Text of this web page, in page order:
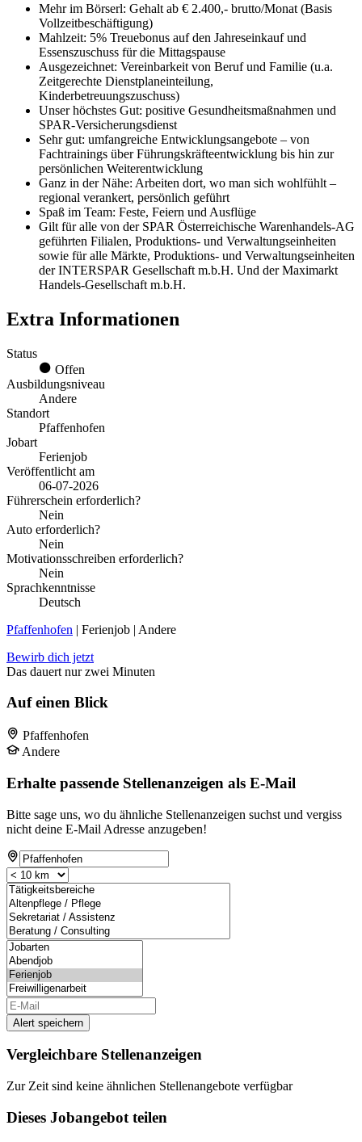
Mehr im Börserl: Gehalt ab € 2.400,- brutto/Monat (Basis
Vollzeitbeschäftigung)
Mahlzeit: 5% Treuebonus auf den Jahreseinkauf und
Essenszuschuss für die Mittagspause
Ausgezeichnet: Vereinbarkeit von Beruf und Familie (u.a.
Zeitgerechte Dienstplaneinteilung,
Kinderbetreuungszuschuss)
Unser höchstes Gut: positive Gesundheitsmaßnahmen und
SPAR-Versicherungsdienst
Sehr gut: umfangreiche Entwicklungsangebote – von
Fachtrainings über Führungskräfteentwicklung bis hin zur
persönlichen Weiterentwicklung
Ganz in der Nähe: Arbeiten dort, wo man sich wohlfühlt –
regional verankert, persönlich geführt
Spaß im Team: Feste, Feiern und Ausflüge
Gilt für alle von der SPAR Österreichische Warenhandels-AG
geführten Filialen, Produktions- und Verwaltungseinheiten
sowie für alle Märkte, Produktions- und Verwaltungseinheiten
der INTERSPAR Gesellschaft m.b.H. Und der Maximarkt
Handels-Gesellschaft m.b.H.
Extra Informationen
Status
Offen
Ausbildungsniveau
Andere
Standort
Pfaffenhofen
Jobart
Ferienjob
Veröffentlicht am
06-07-2026
Führerschein erforderlich?
Nein
Auto erforderlich?
Nein
Motivationsschreiben erforderlich?
Nein
Sprachkenntnisse
Deutsch
Pfaffenhofen | Ferienjob | Andere
Bewirb dich jetzt
Das dauert nur zwei Minuten
Auf einen Blick
Pfaffenhofen
Andere
Erhalte passende Stellenanzeigen als E-Mail
Bitte sage uns, wo du ähnliche Stellenanzeigen suchst und vergiss
nicht deine E-Mail Adresse anzugeben!
Alert speichern
Vergleichbare Stellenanzeigen
Zur Zeit sind keine ähnlichen Stellenangebote verfügbar
Dieses Jobangebot teilen